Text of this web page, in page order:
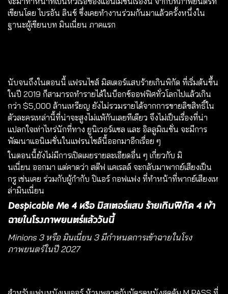
เขียนโดย ไบรอัน ลินช์ ซึ่งเคยทำงานร่วมกันมาแล้วครั้งหนึ่งใน
ฐานะผู้เขียนบท มินเนี่ยน ภาคแรก
นับจนถึงในตอนนี้ แฟรนไชส์ มิสเตอร์แสบร้ายเกินพิกัด ที่เริ่มต้นขึ้น
ในปี 2019 ก็สามารถทำรายได้ในบ็อกซ์ออฟฟิศทั่วโลกไปแล้วเกิน
กว่า $5,000 ล้านเหรียญ ยังไม่รวมรายได้จากการขายลิขสิทธิ์ใน
ตัวละครเหล่านี้ที่น่าจะสูงไม่แพ้กันเลยทีเดียว จึงไม่เป็นเรื่องที่น่า
แปลกใจเท่าไหร่นักที่ทาง ยูนิเวอร์แซล และ อิลลูมิเนชั่น จะมีการ
พัฒนาแอนิเมชั่นในแฟรนไชส์นี้ออกมาอีกเรื่อย ๆ
ในตอนนี้ยังไม่มีการเปิดเผยรายละเอียดอื่น ๆ เกี่ยวกับ มิ
นเนี่ยน ออกมา แต่คาดว่า สตีฟ แคเรลล์ จะกลับมาพากย์เสียงเป็น
กรู เช่นเคย ร่วมกับผู้กำกับ ปิแอร์ กอฟแฟง ที่ทำหน้าที่พากย์เสียงเห
ล่ามินเนี่ยน
Despicable Me 4 หรือ มิสเตอร์แสบ ร้ายเกินพิกัด 4 เข้า
ฉายในโรงภาพยนตร์แล้ววันนี้
Minions 3 หรือ มินเนี่ยน 3 มีกำหนดการเข้าฉายในโรง
ภาพยนตร์ในปี 2027